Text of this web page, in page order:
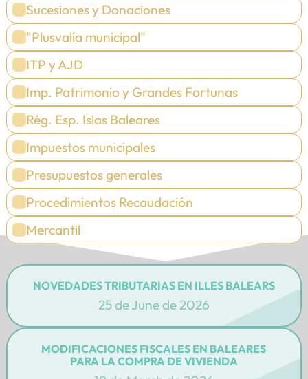
Sucesiones y Donaciones
"Plusvalía municipal"
ITP y AJD
Imp. Patrimonio y Grandes Fortunas
Rég. Esp. Islas Baleares
Impuestos municipales
Presupuestos generales
Procedimientos Recaudación
Mercantil
NOVEDADES TRIBUTARIAS EN ILLES BALEARS
25 de June de 2026
MODIFICACIONES FISCALES EN BALEARES
PARA LA COMPRA DE VIVIENDA